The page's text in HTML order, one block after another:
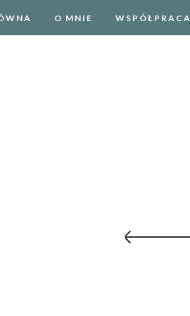
O MNIE